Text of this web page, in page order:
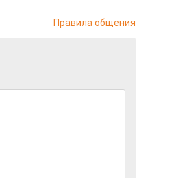
Правила общения